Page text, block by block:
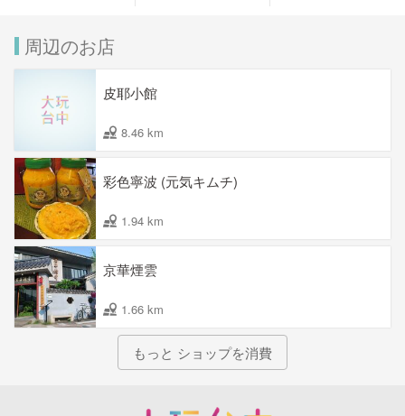
周辺のお店
皮耶小館
8.46 km
彩色寧波 (元気キムチ)
1.94 km
京華煙雲
1.66 km
もっと ショップを消費